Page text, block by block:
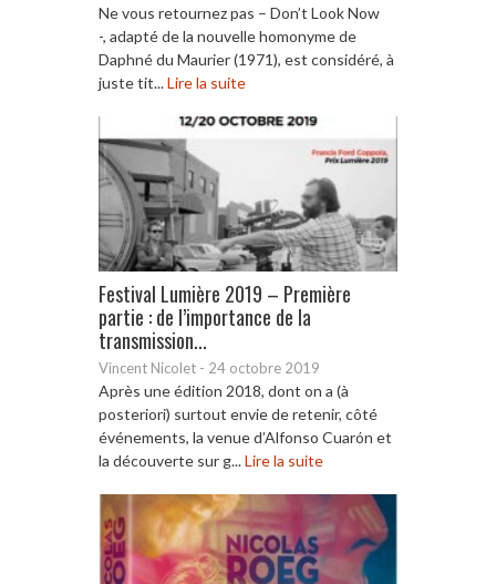
Ne vous retournez pas – Don’t Look Now
-, adapté de la nouvelle homonyme de
Daphné du Maurier (1971), est considéré, à
juste tit...Lire la suite
Festival Lumière 2019 – Première
partie : de l’importance de la
transmission...
Vincent Nicolet - 24 octobre 2019
Après une édition 2018, dont on a (à
posteriori) surtout envie de retenir, côté
événements, la venue d’Alfonso Cuarón et
la découverte sur g...Lire la suite